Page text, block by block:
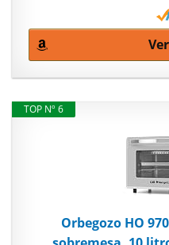
TOP Nº 6
Orbegozo HO